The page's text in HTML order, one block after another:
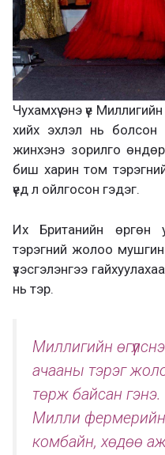
Чухамхүү энэ үе
хийх эхлэл нь болсон
жинхэнэ зорилго өндөр
биш харин том
үед л ойлгосон гэдэг.
Их Британийн өргөн
тэрэгний жолоо
үзэсгэлэнгээ
нь тэр.
Миллигийн
ачааны тэрэг
төрж байсан
Милли фермерийн
комбайн, хөдөө аж